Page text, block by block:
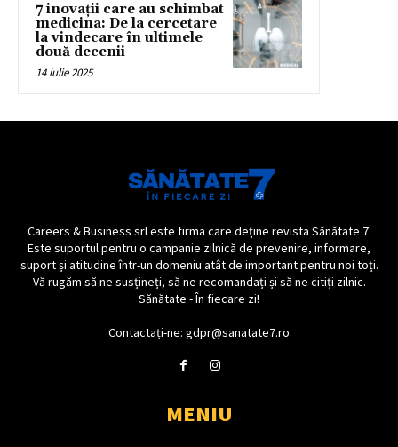
7 inovații care au schimbat
medicina: De la cercetare
la vindecare în ultimele
două decenii
14 iulie 2025
Careers & Business srl este firma care deține revista Sănătate 7.
Este suportul pentru o campanie zilnică de prevenire, informare,
suport și atitudine într-un domeniu atât de important pentru noi toți.
Vă rugăm să ne susțineți, să ne recomandați și să ne citiți zilnic.
Sănătate - În fiecare zi!
Contactați-ne: gdpr@sanatate7.ro
MENIU